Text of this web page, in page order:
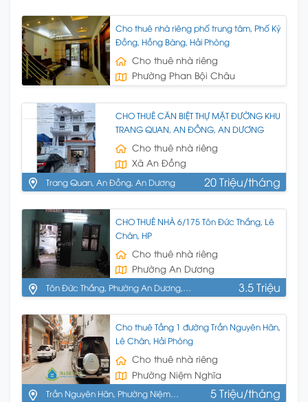
Cho thuê nhà riêng phố trung tâm, Phố Kỳ
Đồng, Hồng Bàng, Hải Phòng
Cho thuê nhà riêng
Phường Phan Bội Châu
CHO THUÊ CĂN BIỆT THỰ MẶT ĐƯỜNG KHU
TRANG QUAN, AN ĐỒNG, AN DƯƠNG
Cho thuê nhà riêng
Xã An Đồng
Trang Quan, An Đồng, An Dương
20 Triệu/tháng
CHO THUÊ NHÀ 6/175 Tôn Đức Thắng, Lê
Chân, HP
Cho thuê nhà riêng
Phường An Dương
Tôn Đức Thắng, Phường An Dương,
3.5 Triệu
Cho thuê Tầng 1 đường Trần Nguyên Hãn,
Lê Chân, Hải Phòng
Cho thuê nhà riêng
Phường Niệm Nghĩa
Trần Nguyên Hãn, Phường Niệm
5 Triệu/tháng